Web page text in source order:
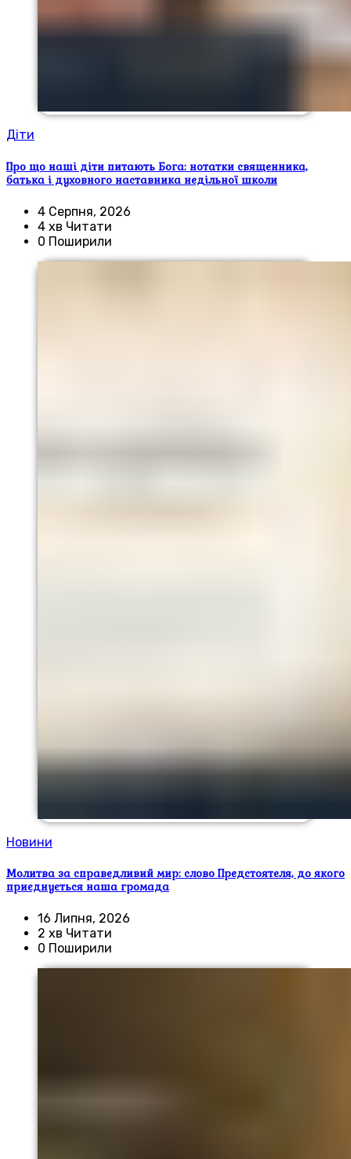
Діти
Про що наші діти питають Бога: нотатки священника,
батька і духовного наставника недільної школи
4 Серпня, 2026
4 хв Читати
0 Поширили
Новини
Молитва за справедливий мир: слово Предстоятеля, до якого
приєднується наша громада
16 Липня, 2026
2 хв Читати
0 Поширили